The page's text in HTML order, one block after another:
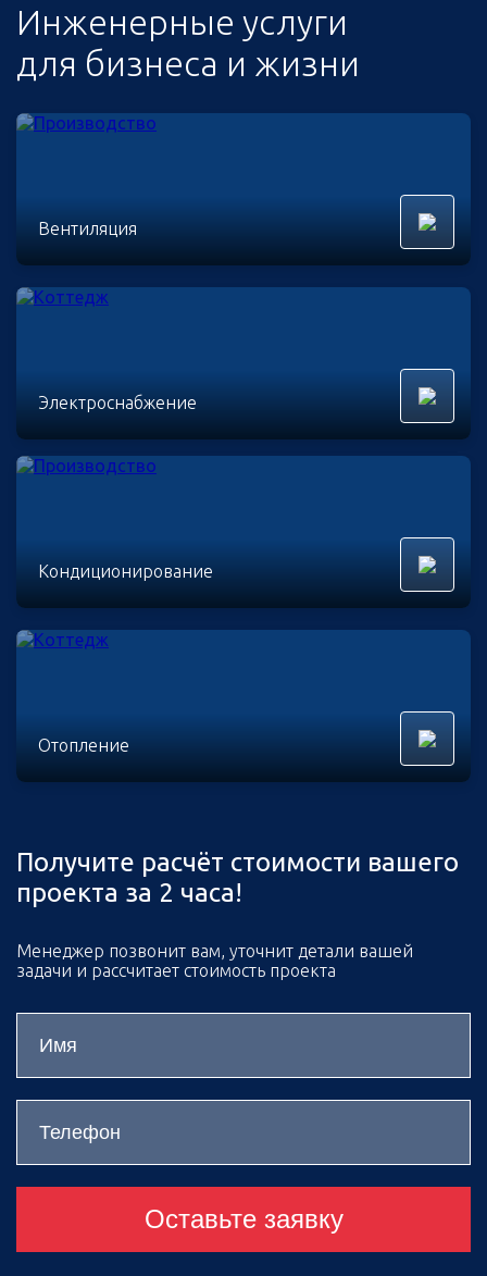
Инженерные услуги
для бизнеса и жизни
Вентиляция
Электроснабжение
Кондиционирование
Отопление
Получите расчёт стоимости вашего
проекта за 2 часа!
Менеджер позвонит вам, уточнит детали вашей
задачи и рассчитает стоимость проекта
Оставьте заявку